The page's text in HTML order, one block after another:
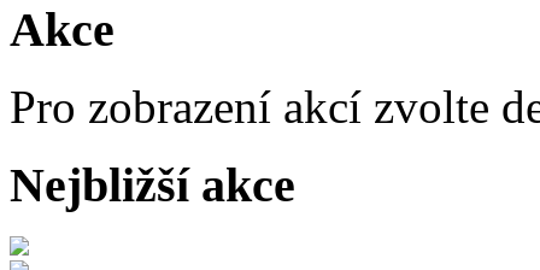
Akce
Pro zobrazení akcí zvolte
Nejbližší akce